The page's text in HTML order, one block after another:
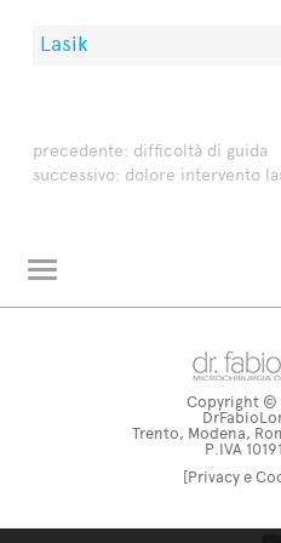
Lasik
precedente: difficoltà di guida
successivo: dolore intervento
Copyright ©
Trento, Modena,
P.IVA
[Privacy e